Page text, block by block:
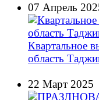
07 Апрель
Квартальное
область
22 Март 2025